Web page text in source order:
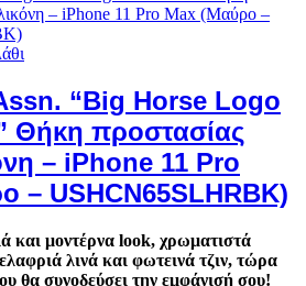
“Big Horse Logo
Θήκη προστασίας
– iPhone 11 Pro
– USHCN65SLHRBK)
και μοντέρνα look, χρωματιστά
λινά και φωτεινά τζιν, τώρα
θα συνοδεύσει την εμφάνισή σου!